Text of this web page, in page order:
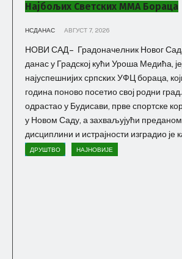
Најбољих Светских ММА Бораца
НСДАНАС АВГУСТ 7, 2026
НОВИ САД – Градоначелник Новог Сада
данас у Градској кући Уроша Медића,
најуспешнијих српских УФЦ бораца,
година поново посетио свој родни
одрастао у Будисави, прве спортске
у Новом Саду, а захваљујући
дисциплини и истрајности изградио је
ДРУШТВО НАЈНОВИЈЕ